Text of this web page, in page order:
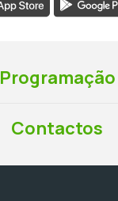
Programação
Contactos